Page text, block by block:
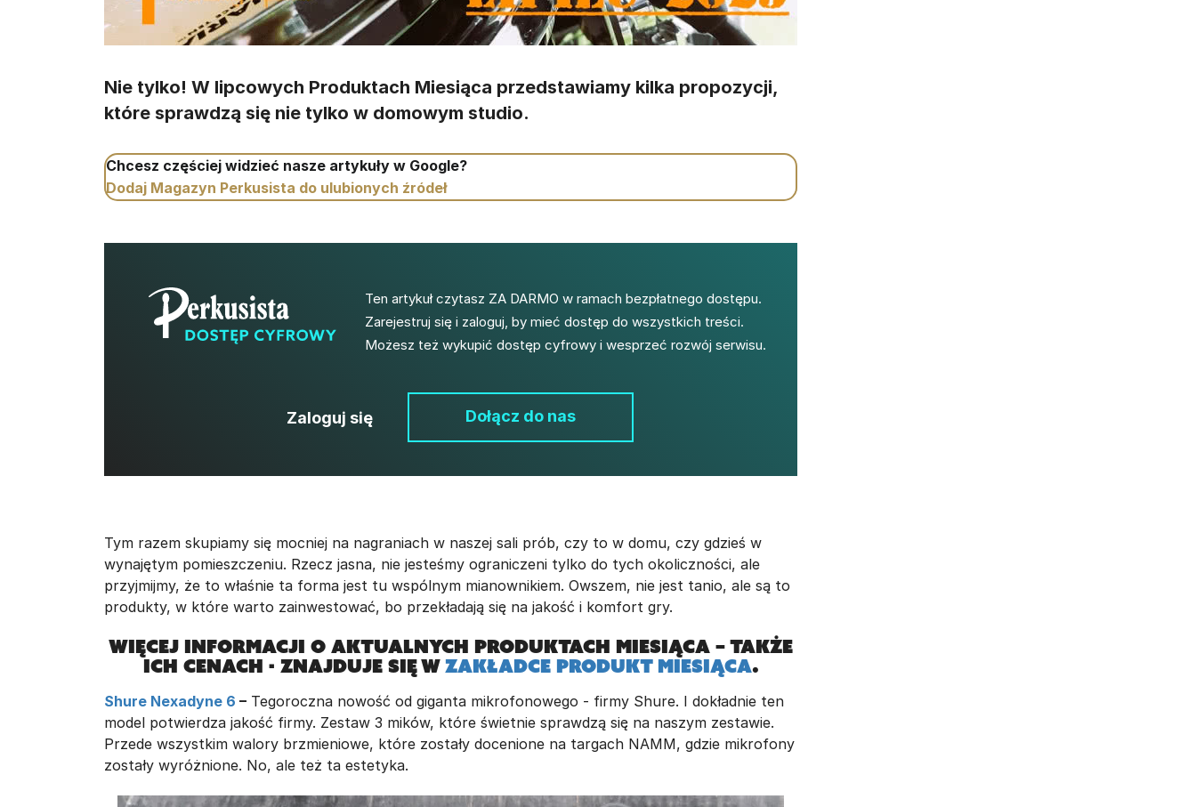
Nie tylko! W lipcowych Produktach Miesiąca przedstawiamy kilka propozycji,
które sprawdzą się nie tylko w domowym studio.
Chcesz częściej widzieć nasze artykuły w Google?
Dodaj Magazyn Perkusista do ulubionych źródeł
Ten artykuł czytasz ZA DARMO w ramach bezpłatnego dostępu.
Zarejestruj się i zaloguj, by mieć dostęp do wszystkich treści.
Możesz też wykupić dostęp cyfrowy i wesprzeć rozwój serwisu.
Zaloguj się Dołącz do nas
Tym razem skupiamy się mocniej na nagraniach w naszej sali prób, czy to w domu, czy gdzieś w
wynajętym pomieszczeniu. Rzecz jasna, nie jesteśmy ograniczeni tylko do tych okoliczności, ale
przyjmijmy, że to właśnie ta forma jest tu wspólnym mianownikiem. Owszem, nie jest tanio, ale są to
produkty, w które warto zainwestować, bo przekładają się na jakość i komfort gry.
Więcej informacji o aktualnych produktach miesiąca – także
ich cenach - znajduje się wzakładce PRODUKT MIESIĄCA.
Shure Nexadyne 6 – Tegoroczna nowość od giganta mikrofonowego - firmy Shure. I dokładnie ten
model potwierdza jakość firmy. Zestaw 3 mików, które świetnie sprawdzą się na naszym zestawie.
Przede wszystkim walory brzmieniowe, które zostały docenione na targach NAMM, gdzie mikrofony
zostały wyróżnione. No, ale też ta estetyka.